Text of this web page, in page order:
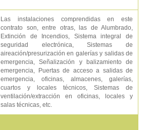
Las instalaciones comprendidas en este
contrato son, entre otras, las de Alumbrado,
Extinción de Incendios, Sistema integral de
seguridad electrónica, Sistemas de
aireación/presurización en galerías y salidas de
emergencia, Señalización y balizamiento de
emergencia, Puertas de acceso a salidas de
emergencia, oficinas, almacenes, galerías,
cuartos y locales técnicos, Sistemas de
ventilación/extracción en oficinas, locales y
salas técnicas, etc.